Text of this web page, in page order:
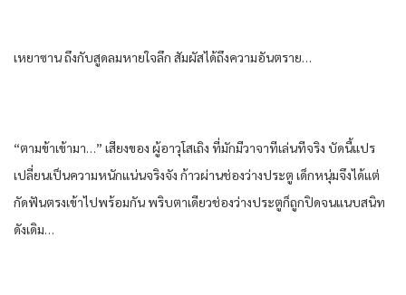
เหยา​ซาน​ ถึงกับ​สูด​ลมหายใจ​ลึก​ สัมผัส​ได้​ถึงความ​อันตราย​…
“ตาม​ข้า​เข้ามา​…” เสียง​ของ​ ผู้อาวุโส​เถิง ที่​มัก​มีวาจา​ทีเล่นทีจริง​ บัดนี้​แปร​
เปลี่ยนเป็น​ความหนักแน่น​จริงจัง​ ก้าว​ผ่าน​ช่องว่าง​ประตู​ เด็กหนุ่ม​จึงได้​แต่​
กัดฟัน​ตรง​เข้าไป​พร้อมกัน​ พริบตาเดียว​ช่องว่าง​ประตู​ก็​ถูก​ปิด​จน​แนบสนิท​
ดังเดิม​…